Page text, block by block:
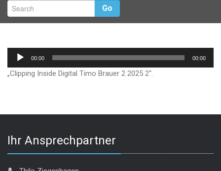
Go
Audio-
00:00 00:00
„Clipping Inside Digital Timo Brauer 2 2025 2“.
Ihr Ansprechpartner